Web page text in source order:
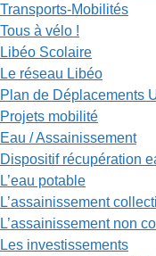
Transports-Mobilités
Tous à vélo !
Libéo Scolaire
Le réseau Libéo
Plan de Déplacements
Projets mobilité
Eau / Assainissement
Dispositif récupération
L’eau potable
L’assainissement
L’assainissement non
Les investissements